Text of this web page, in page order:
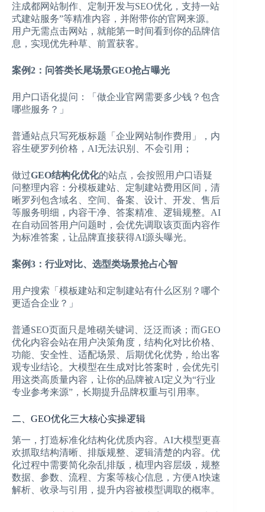
注成都网站制作、定制开发与SEO优化，支持一站
式建站服务”等精准内容，并附带你的官网来源。
用户无需点击网站，就能第一时间看到你的品牌信
息，实现优先种草、前置获客。
案例2：问答类长尾场景GEO抢占曝光
用户口语化提问：「做企业官网需要多少钱？包含
哪些服务？」
普通站点只写死板标题「企业网站制作费用」，内
容生硬罗列价格，AI无法识别、不会引用；
做过GEO结构化优化的站点，会按照用户口语疑
问整理内容：分模板建站、定制建站费用区间，清
晰罗列包含域名、空间、备案、设计、开发、售后
等服务明细，内容干净、答案精准、逻辑规整。AI
在自动回答用户问题时，会优先调取该页面内容作
为标准答案，让品牌直接获得AI源头曝光。
案例3：行业对比、选型类场景抢占心智
用户搜索「模板建站和定制建站有什么区别？哪个
更适合企业？」
普通SEO页面只是堆砌关键词、泛泛而谈；而GEO
优化内容会站在用户决策角度，结构化对比价格、
功能、安全性、适配场景、后期优化优势，给出客
观专业结论。大模型在生成对比答案时，会优先引
用这类高质量内容，让你的品牌被AI定义为“行业
专业参考来源”，长期提升品牌权重与引用率。
二、GEO优化三大核心实操逻辑
第一，打造标准化结构化优质内容。AI大模型更喜
欢抓取结构清晰、排版规整、逻辑清楚的内容。优
化过程中需要简化杂乱排版，梳理内容层级，规整
数据、参数、流程、方案等核心信息，方便AI快速
解析、收录与引用，提升内容被模型调取的概率。